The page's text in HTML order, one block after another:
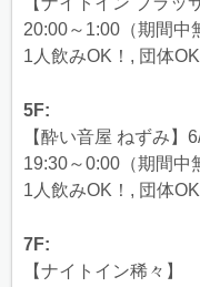
20:00～1:00（期間中
1人飲みOK！, 団体
5F:
【酔い音屋 ねずみ】
19:30～0:00（期間中
1人飲みOK！, 団体
7F:
【ナイトイン稀々】